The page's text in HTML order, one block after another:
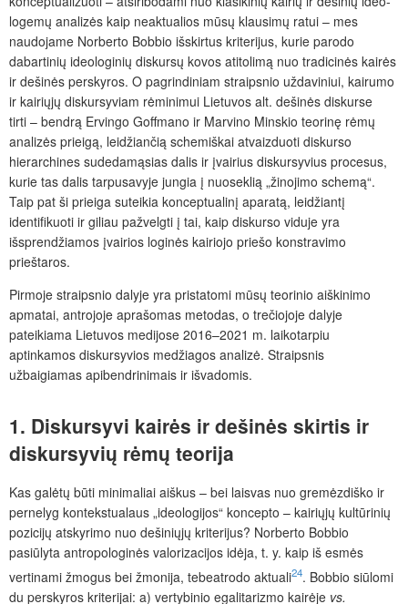
logemų analizės kaip neaktualios mūsų klausimų ratui – mes
naudojame Norberto Bobbio išskirtus kriterijus, kurie parodo
dabartinių ideologinių diskursų kovos atitolimą nuo tradicinės kairės
ir dešinės perskyros. O pagrindiniam straipsnio uždaviniui, kairumo
ir kairiųjų diskursyviam rėminimui Lietuvos alt. dešinės diskurse
tirti – bendrą Ervingo Goffmano ir Marvino Minskio teorinę rėmų
analizės prieigą, leidžiančią schemiškai atvaizduoti diskurso
hierarchines sudedamąsias dalis ir įvairius diskursyvius procesus,
kurie tas dalis tarpusavyje jungia į nuoseklią „žinojimo schemą“.
Taip pat ši prieiga suteikia konceptualinį aparatą, leidžiantį
identifikuoti ir giliau pažvelgti į tai, kaip diskurso viduje yra
išsprendžiamos įvairios loginės kairiojo priešo konstravimo
prieštaros.
Pirmoje straipsnio dalyje yra pristatomi mūsų teorinio aiškinimo
apmatai, antrojoje aprašomas metodas, o trečiojoje dalyje
pateikiama Lietuvos medijose 2016–2021 m. laikotarpiu
aptinkamos diskursyvios medžiagos analizė. Straipsnis
užbaigiamas apibendrinimais ir išvadomis.
1. Diskursyvi kairės ir dešinės skirtis ir
diskursyvių rėmų teorija
Kas galėtų būti minimaliai aiškus – bei laisvas nuo gremėzdiško ir
pernelyg kontekstualaus „ideologijos“ koncepto – kairiųjų kultūrinių
pozicijų atskyrimo nuo dešiniųjų kriterijus? Norberto Bobbio
pasiūlyta antropologinės valorizacijos idėja, t. y. kaip iš esmės
vertinami žmogus bei žmonija, tebeatrodo aktuali24. Bobbio siūlomi
du perskyros kriterijai: a) vertybinio egalitarizmo kairėje vs.